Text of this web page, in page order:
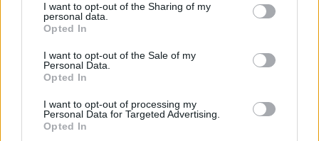
I want to opt-out of the Sharing of my
personal data.
Opted In
I want to opt-out of the Sale of my
Personal Data.
Opted In
I want to opt-out of processing my
Personal Data for Targeted Advertising.
Opted In